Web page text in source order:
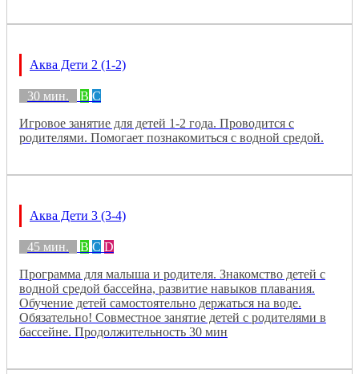
Аква Дети 2 (1-2)
30 мин. B C
Игровое занятие для детей 1-2 года. Проводится с
родителями. Помогает познакомиться с водной средой.
Аква Дети 3 (3-4)
45 мин. B C D
Программа для малыша и родителя. Знакомство детей с
водной средой бассейна, развитие навыков плавания.
Обучение детей самостоятельно держаться на воде.
Обязательно! Совместное занятие детей с родителями в
бассейне. Продолжительность 30 мин